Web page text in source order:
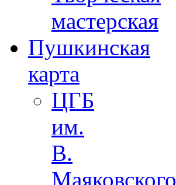
мастерская
Пушкинская
карта
ЦГБ
им.
В.
Маяковского